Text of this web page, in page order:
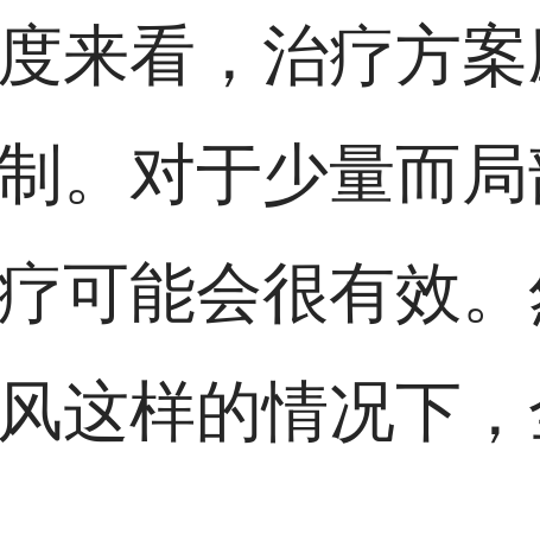
来看，治疗方
。对于少量而
可能会很有效
这样的情况下